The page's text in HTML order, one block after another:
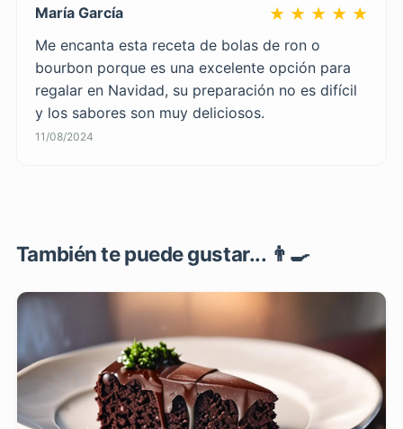
María García ★ ★ ★ ★ ★
Me encanta esta receta de bolas de ron o
bourbon porque es una excelente opción para
regalar en Navidad, su preparación no es difícil
y los sabores son muy deliciosos.
11/08/2024
También te puede gustar... 👨‍🍳